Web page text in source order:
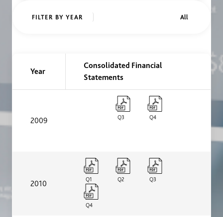
Reportes trimestrales
FILTER BY YEAR
Year
Consolidated Financial
Statements
2009 Q3 Q4
2010 Q1 Q2 Q3
Q4